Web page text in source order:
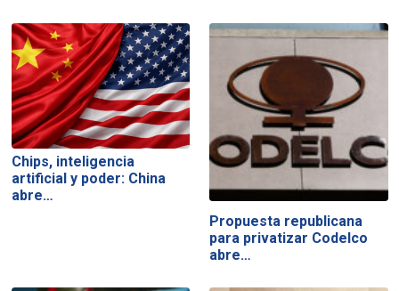
Chips, inteligencia
artificial y poder: China
abre…
Propuesta republicana
para privatizar Codelco
abre…